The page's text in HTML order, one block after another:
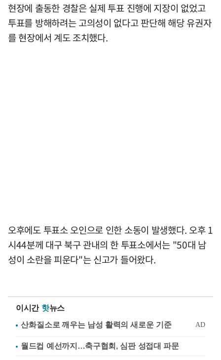
현장에 출동한 경찰은 실제 투표 진행에 지장이 없었고
투표를 방해하려는 고의성이 없다고 판단해 해당 유권자
를 현장에서 계도 조치했다.
오후에도 투표소 오인으로 인한 소동이 발생했다. 오후 1
시44분께 대구 북구 관내의 한 투표소에서는 "50대 남
성이 소란을 피운다"는 신고가 들어왔다.
이시간 핫뉴스
월드컵 예선까지…축구협회, 심판 성접대 파문